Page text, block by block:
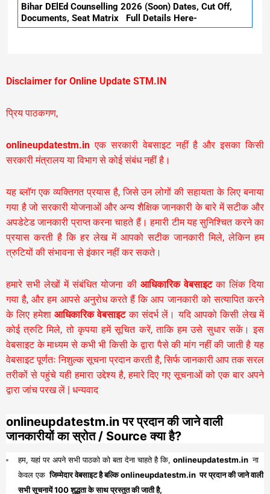
Bihar DElEd Counselling 2026 (Soon) Dates, Cut Off,
Documents, Seat Matrix Full Details Here-
Disclaimer for Online Update STM.IN
प्रिय पाठकगण,
onlineupdatestm.in एक सरकारी वेबसाइट नहीं है और इसका किसी
सरकारी मंत्रालय या विभाग से कोई संबंध नहीं है।
यह ब्लॉग एक व्यक्तिगत प्रयास है, जिसे उन लोगों की सहायता के लिए बनाया
गया है जो सरकारी योजनाओं और अन्य शैक्षिक जानकारी के बारे में सटीक और
अपडेटेड जानकारी प्राप्त करना चाहते हैं। हमारी टीम यह सुनिश्चित करने का
प्रयास करती है कि हर लेख में आपको सटीक जानकारी मिले, लेकिन हम
त्रुटियों की संभावना से इंकार नहीं कर सकते।
हमारे सभी लेखों में संबंधित योजना की आधिकारिक वेबसाइटका लिंक दिया
गया है, और हम आपसे अनुरोध करते हैं कि आप जानकारी को सत्यापित करने
के लिए हमेशा आधिकारिक वेबसाइटका संदर्भ लें। यदि आपको किसी लेख में
कोई त्रुटि मिले, तो कृपया हमें सूचित करें, ताकि हम उसे सुधार सकें। इस
वेबसाइट के माध्यम से कभी भी किसी के द्वारा पैसे की मांग नहीं की जाती है यह
वेबसाइट पूर्णतः निशुल्क सूचना प्रदान करती है,सिर्फ जानकारी आप तक सरल
तरीकों से पहुंचे यही हमारा उद्देश्य है, हमारे दिए गए सूचनाओं को एक बार अपने
द्वारा जांच परख लें | धन्यवाद
onlineupdatestm.in पर प्रदान की जाने वाली
जानकारीयों का स्रोत / Source क्या है?
हम, यहां पर अपने सभी पाठको को बता देना चाहते है कि, onlineupdatestm.in ना
केवल एक जिम्मेदार वेबसाइट है बल्कि onlineupdatestm.in पर प्रदान की जाने वाली
सभी सूचनायें 100 शुद्धता के साथ प्रस्तुत की जाती है,